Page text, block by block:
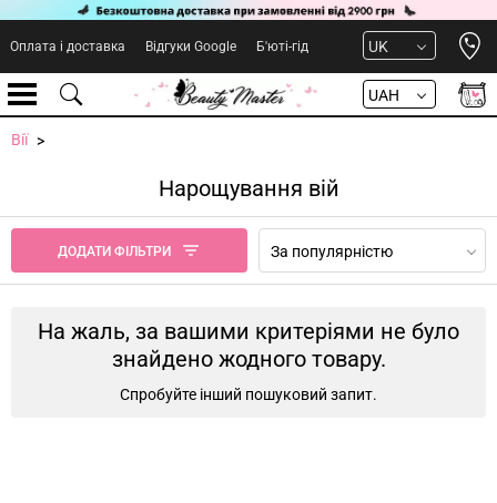
Оплата і доставка Відгуки Google Б'юті-гід UK
UAH
Вії
Нарощування вій
ДОДАТИ ФІЛЬТРИ За популярністю
На жаль, за вашими критеріями не було
знайдено жодного товару.
Спробуйте інший пошуковий запит.